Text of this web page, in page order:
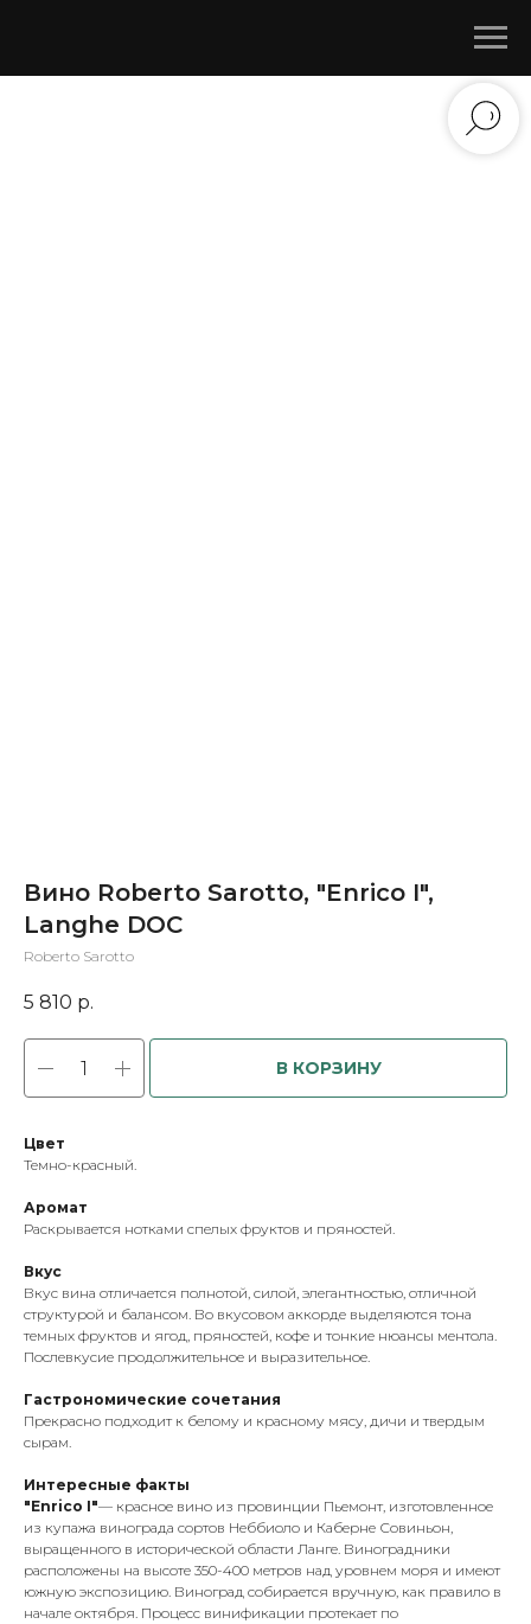
Вино Roberto Sarotto, "Enrico I",
Langhe DOC
Roberto Sarotto
5 810 р.
В КОРЗИНУ
Цвет
Темно-красный.
Аромат
Раскрывается нотками спелых фруктов и пряностей.
Вкус
Вкус вина отличается полнотой, силой, элегантностью, отличной
структурой и балансом. Во вкусовом аккорде выделяются тона
темных фруктов и ягод, пряностей, кофе и тонкие нюансы ментола.
Послевкусие продолжительное и выразительное.
Гастрономические сочетания
Прекрасно подходит к белому и красному мясу, дичи и твердым
сырам.
Интересные факты
"Enrico I"— красное вино из провинции Пьемонт, изготовленное
из купажа винограда сортов Неббиоло и Каберне Совиньон,
выращенного в исторической области Ланге. Виноградники
расположены на высоте 350-400 метров над уровнем моря и имеют
южную экспозицию. Виноград собирается вручную, как правило в
начале октября. Процесс винификации протекает по